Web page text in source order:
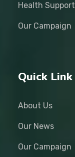
Health Support
Our Campaign
Quick Link
About Us
Our News
Our Campaign